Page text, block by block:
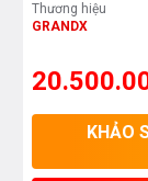
Thương hiệu
GRANDX
KHẢO